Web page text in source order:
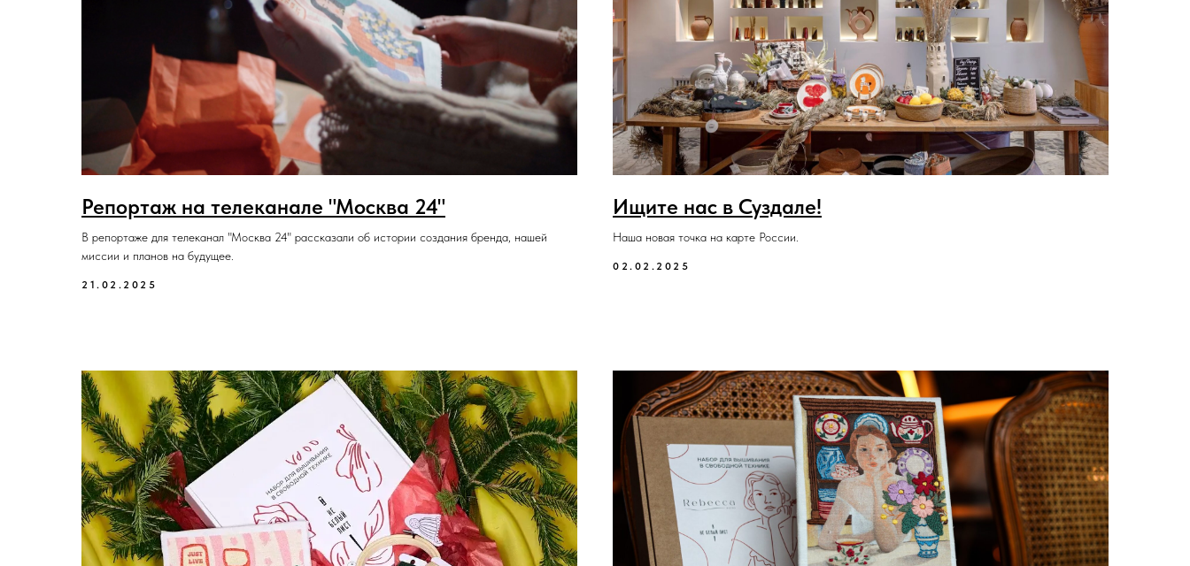
Репортаж на телеканале "Москва 24"
В репортаже для телеканал "Москва 24" рассказали об истории создания бренда, нашей
миссии и планов на будущее.
21.02.2025
Ищите нас в Суздале!
Наша новая точка на карте России.
02.02.2025